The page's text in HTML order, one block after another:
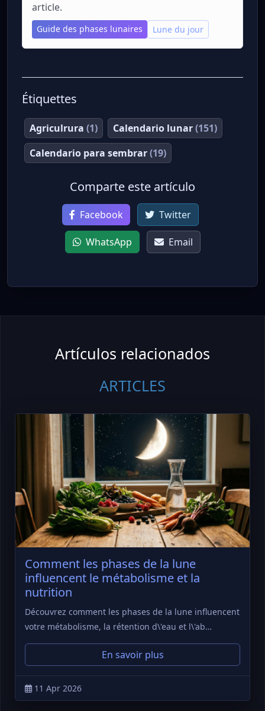
article.
Guide des phases lunaires Lune du jour
Étiquettes
Agriculrura (1) Calendario lunar(151)
Calendario para sembrar(19)
Comparte este artículo
Facebook Twitter
WhatsApp Email
Artículos relacionados
ARTICLES
Comment les phases de la lune
influencent le métabolisme et la
nutrition
Découvrez comment les phases de la lune influencent
votre métabolisme, la rétention d\'eau et l\'ab…
En savoir plus
11 Apr 2026